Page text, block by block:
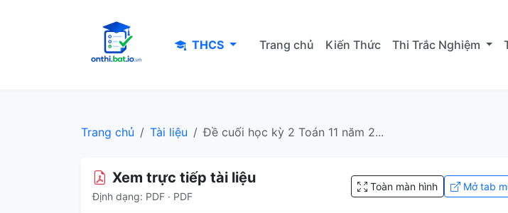
THCS Trang chủ Kiến Thức Thi Trắc Nghiệm
Trang chủ Tài liệu Đề cuối học kỳ 2 Toán 11 năm 2...
Xem trực tiếp tài liệu
Định dạng: PDF · PDF
Toàn màn hình Mở tab